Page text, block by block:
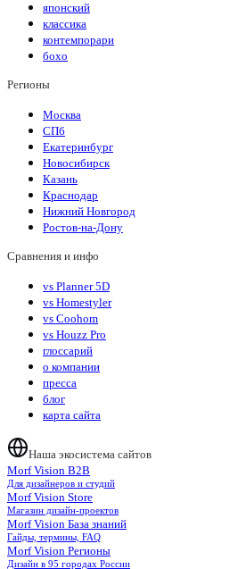
японский
классика
контемпорари
бохо
Регионы
Москва
СПб
Екатеринбург
Новосибирск
Казань
Краснодар
Нижний Новгород
Ростов-на-Дону
Сравнения и инфо
vs Planner 5D
vs Homestyler
vs Coohom
vs Houzz Pro
глоссарий
о компании
пресса
блог
карта сайта
Наша экосистема сайтов
Morf Vision B2B
Для дизайнеров и студий
Morf Vision Store
Магазин дизайн-проектов
Morf Vision База знаний
Гайды, термины, FAQ
Morf Vision Регионы
Дизайн в 95 городах России